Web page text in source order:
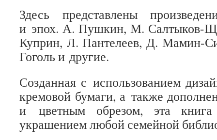
Здесь представлены
и эпох. А. Пушкин, М. Салтыков-
Куприн, Л. Пантелеев, Д. Мамин-
Гоголь и другие.
Созданная с использованием
кремовой бумаги, а также
и цветным обрезом, эта книга
украшением любой семейной